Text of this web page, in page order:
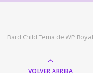
Bard Child Tema de WP Royal
VOLVER ARRIBA